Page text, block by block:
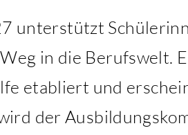
unterstützt
in die Berufswelt.
etabliert und
der